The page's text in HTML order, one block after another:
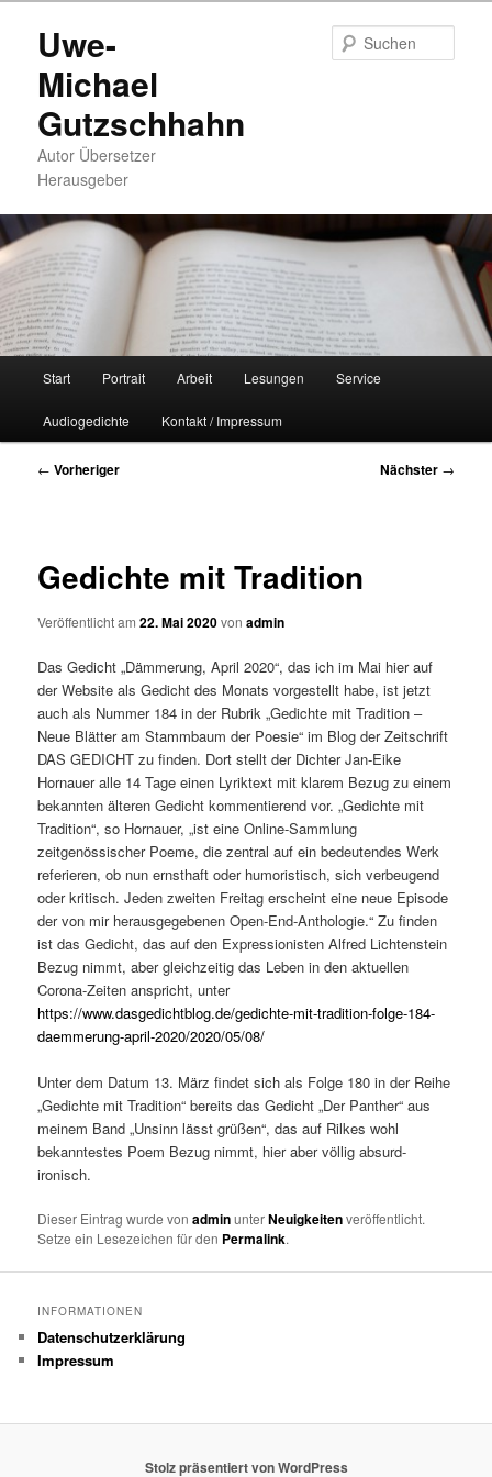
primären
springen
Uwe-
Michael
Gutzschhahn
Autor Übersetzer
Herausgeber
Start Portrait Arbeit Lesungen Service
Audiogedichte Kontakt / Impressum
Beitragsnavigation
← Vorheriger Nächster →
Gedichte mit Tradition
Veröffentlicht am22. Mai 2020vonadmin
Das Gedicht „Dämmerung, April 2020“, das ich im Mai hier auf
der Website als Gedicht des Monats vorgestellt habe, ist jetzt
auch als Nummer 184 in der Rubrik „Gedichte mit Tradition –
Neue Blätter am Stammbaum der Poesie“ im Blog der Zeitschrift
DAS GEDICHT zu finden. Dort stellt der Dichter Jan-Eike
Hornauer alle 14 Tage einen Lyriktext mit klarem Bezug zu einem
bekannten älteren Gedicht kommentierend vor. „Gedichte mit
Tradition“, so Hornauer, „ist eine Online-Sammlung
zeitgenössischer Poeme, die zentral auf ein bedeutendes Werk
referieren, ob nun ernsthaft oder humoristisch, sich verbeugend
oder kritisch. Jeden zweiten Freitag erscheint eine neue Episode
der von mir herausgegebenen Open-End-Anthologie.“ Zu finden
ist das Gedicht, das auf den Expressionisten Alfred Lichtenstein
Bezug nimmt, aber gleichzeitig das Leben in den aktuellen
Corona-Zeiten anspricht, unter
https://www.dasgedichtblog.de/gedichte-mit-tradition-folge-184-
daemmerung-april-2020/2020/05/08/
Unter dem Datum 13. März findet sich als Folge 180 in der Reihe
„Gedichte mit Tradition“ bereits das Gedicht „Der Panther“ aus
meinem Band „Unsinn lässt grüßen“, das auf Rilkes wohl
bekanntestes Poem Bezug nimmt, hier aber völlig absurd-
ironisch.
Dieser Eintrag wurde vonadminunterNeuigkeitenveröffentlicht.
Setze ein Lesezeichen für den Permalink.
INFORMATIONEN
Datenschutzerklärung
Impressum
Stolz präsentiert von WordPress